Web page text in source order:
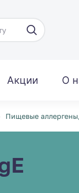
Акции О
Пищевые